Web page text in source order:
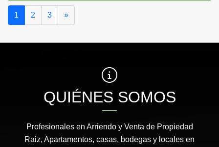
1 2 3 »Siguiente
QUIÉNES SOMOS
Profesionales en Arriendo y Venta de Propiedad
Raiz, Apartamentos, casas, bodegas y locales en